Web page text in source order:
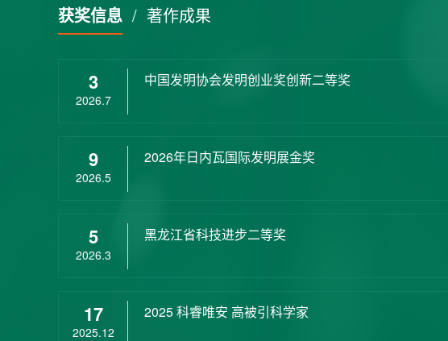
获奖信息 / 著作成果
3
2026.7
中国发明协会发明创业奖创新二等奖
9
2026.5
2026年日内瓦国际发明展金奖
5
2026.3
黑龙江省科技进步二等奖
17
2025.12
2025 科睿唯安 高被引科学家